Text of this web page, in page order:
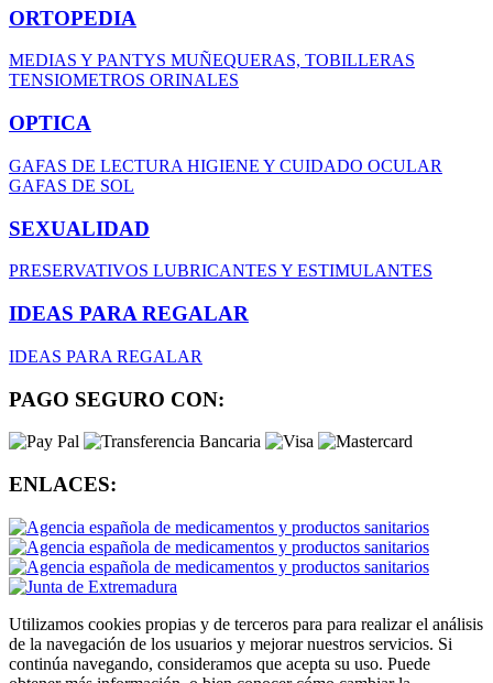
ORTOPEDIA
MEDIAS Y PANTYS MUÑEQUERAS, TOBILLERAS
TENSIOMETROS ORINALES
OPTICA
GAFAS DE LECTURA HIGIENE Y CUIDADO OCULAR
GAFAS DE SOL
SEXUALIDAD
PRESERVATIVOS LUBRICANTES Y ESTIMULANTES
IDEAS PARA REGALAR
IDEAS PARA REGALAR
PAGO SEGURO CON:
ENLACES:
Utilizamos cookies propias y de terceros para para realizar el análisis
de la navegación de los usuarios y mejorar nuestros servicios. Si
continúa navegando, consideramos que acepta su uso. Puede